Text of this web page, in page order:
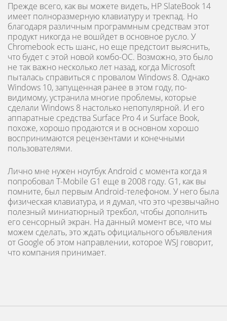
Прежде всего, как вы можете видеть, HP SlateBook 14
имеет полноразмерную клавиатуру и трекпад. Но
благодаря различным программным средствам этот
продукт никогда не вошйдет в основное русло. У
Chromebook есть шанс, но еще предстоит выяснить,
что будет с этой новой комбо-ОС. Возможно, это было
не так важно несколько лет назад, когда Microsoft
пыталась справиться с провалом Windows 8. Однако
Windows 10, запущенная ранее в этом году, по-
видимому, устранила многие проблемы, которые
сделали Windows 8 настолько непопулярной. И его
аппаратные средства Surface Pro 4 и Surface Book,
похоже, хорошо продаются и в основном хорошо
воспринимаются рецензентами и конечными
пользователями.
Лично мне нужен ноутбук Android с момента когда я
попробовал T-Mobile G1 еще в 2008 году. G1, как вы
помните, был первым Android-телефоном. У него была
физическая клавиатура, и я думал, что это чрезвычайно
полезный миниатюрный трекбол, чтобы дополнить
его сенсорный экран. На данный момент все, что мы
можем сделать, это ждать официального объявления
от Google об этом направлении, которое WSJ говорит,
что компания принимает.